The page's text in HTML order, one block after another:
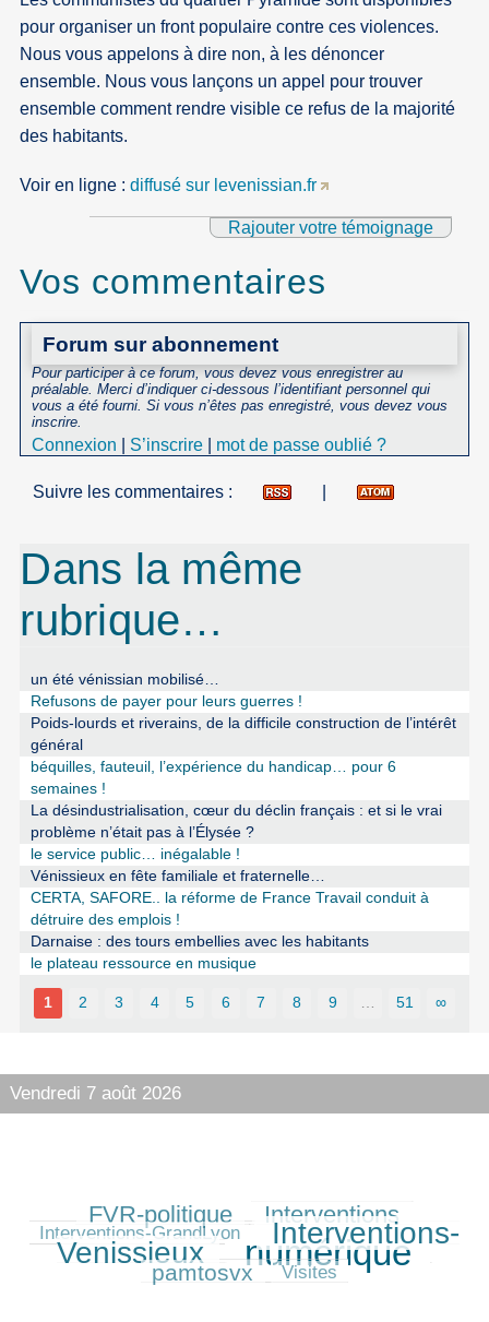
pour organiser un front populaire contre ces violences.
Nous vous appelons à dire non, à les dénoncer
ensemble. Nous vous lançons un appel pour trouver
ensemble comment rendre visible ce refus de la majorité
des habitants.
Voir en ligne :diffusé sur levenissian.fr
Rajouter votre témoignage
Vos commentaires
Forum sur abonnement
Pour participer à ce forum, vous devez vous enregistrer au
préalable. Merci d’indiquer ci-dessous l’identifiant personnel qui
vous a été fourni. Si vous n’êtes pas enregistré, vous devez vous
inscrire.
Connexion S’inscrire mot de passe oublié ?
Suivre les commentaires :
Dans la même
rubrique…
un été vénissian mobilisé…
Refusons de payer pour leurs guerres !
Poids-lourds et riverains, de la difficile construction de l’intérêt
général
béquilles, fauteuil, l’expérience du handicap… pour 6
semaines !
La désindustrialisation, cœur du déclin français : et si le vrai
problème n’était pas à l’Élysée ?
le service public… inégalable !
Vénissieux en fête familiale et fraternelle…
CERTA, SAFORE.. la réforme de France Travail conduit à
détruire des emplois !
Darnaise : des tours embellies avec les habitants
le plateau ressource en musique
1 2 3 4 5 6 7 8 9 … 51 ∞
Vendredi 7 août 2026
FVR-politique Interventions
Interventions-GrandLyon
382/530 Interventions-
Venissieux
530/530 numérique
196/530
pamtosvx Visites